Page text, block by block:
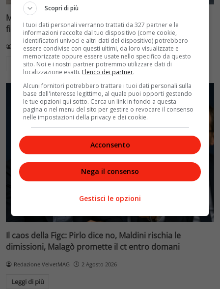
Mondiali di scherma a Hong Kong, doppietta Italia nel
fioretto: Favaretto batte Errigo in finale
Redazione VelvetMAG 2 Agosto 2026
Leggi di più
Il caos della Figc: Pirlo dice no, Maldini rischia le
dimissioni, Malagò promette il ct entro domani
Redazione VelvetMAG 2 Agosto 2026
Leggi di più
Scopri di più
I tuoi dati personali verranno trattati da 327 partner e le
informazioni raccolte dal tuo dispositivo (come cookie,
identificatori univoci e altri dati del dispositivo) potrebbero
essere condivise con questi ultimi, da loro visualizzate e
memorizzate oppure essere usate nello specifico da questo
sito. Noi e i nostri partner potremmo utilizzare dati di
localizzazione esatti. Elenco dei partner.
Alcuni fornitori potrebbero trattare i tuoi dati personali sulla
base dell'interesse legittimo, al quale puoi opporti gestendo
le tue opzioni qui sotto. Cerca un link in fondo a questa
pagina o nel menu del sito per gestire o revocare il consenso
nelle impostazioni della privacy e dei cookie.
Acconsento
Nega il consenso
Gestisci le opzioni